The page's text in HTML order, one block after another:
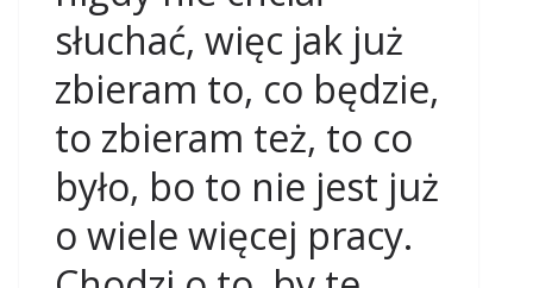
słuchać, więc jak już
zbieram to, co będzie,
to zbieram też, to co
było, bo to nie jest już
o wiele więcej pracy.